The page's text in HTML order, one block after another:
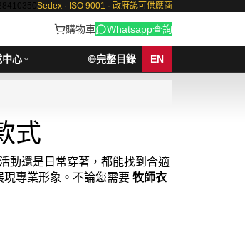
Sedex · ISO 9001 · 政府認可供應商
購物車 Whatsapp查詢
中心 完整目錄 EN
式
動還是日常穿著，都能找到合適
專業形象。不論您需要 牧師衣
牧師襯衫最少訂購量 - MOQ: 1